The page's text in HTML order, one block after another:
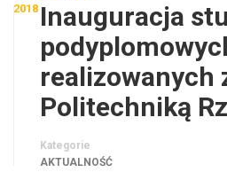
2018 Inauguracja
realizowanych
Politechniką
Kategorie
AKTUALNOŚĆ